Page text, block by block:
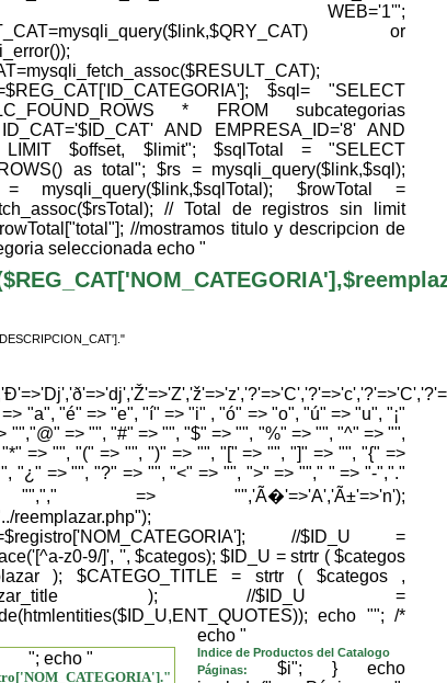
WEB='1'";
or
$sql= "SELECT
* FROM subcategorias
AND EMPRESA_ID='8' AND
LIMIT $offset, $limit"; $sqlTotal = "SELECT
as total"; $rs = mysqli_query($link,$sql);
mysqli_query($link,$sqlTotal); $rowTotal =
// Total de registros sin limit
//mostramos titulo y descripcion de
seleccionada echo "
"a", "é" => "e", "í" => "i" , "ó" => "o", "ú" => "u", "¡"
"","@" => "", "#" => "", "$" => "", "%" => "", "^" => "",
=> "", "(" => "", ")" => "", "[" => "", "]" => "", "{" =>
"¿" => "", "?" => "", "<" => "", ">" => ""," " => "-","."
=> "",'Ã�'=>'A','Ã±'=>'n');
reemplazar.php");
//$ID_U =
z0-9/]', '', $categos); $ID_U = strtr ( $categos
); $CATEGO_TITLE = strtr ( $categos ,
); //$ID_U =
echo "
"; echo "
"; /*
echo "
Indice de Productos del Catalogo
Páginas:
$i"; } echo